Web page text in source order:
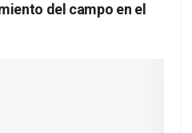
del campo en el